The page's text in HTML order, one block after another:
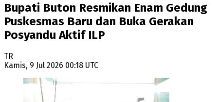
Bupati Buton Resmikan Enam Gedung
Puskesmas Baru dan Buka Gerakan
Posyandu Aktif ILP
TR
Kamis, 9 Jul 2026 00:18 UTC